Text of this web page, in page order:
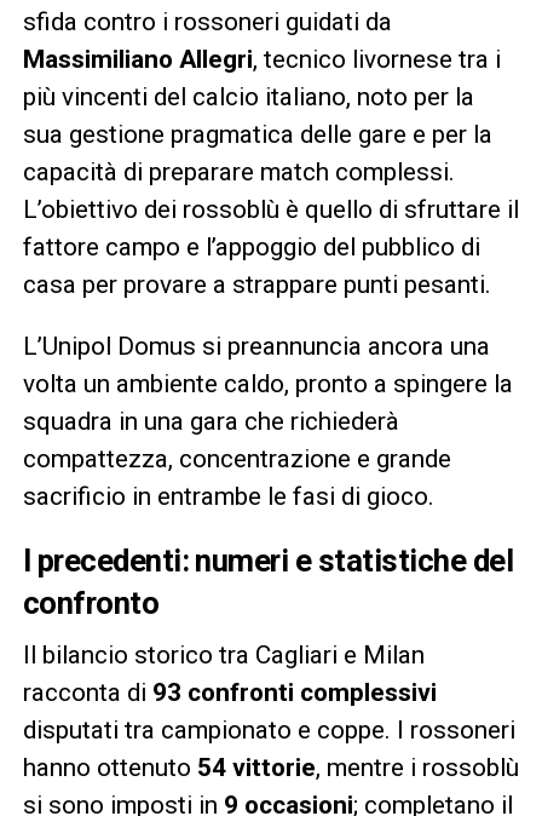
sfida contro i rossoneri guidati da
Massimiliano Allegri, tecnico livornese tra i
più vincenti del calcio italiano, noto per la
sua gestione pragmatica delle gare e per la
capacità di preparare match complessi.
L’obiettivo dei rossoblù è quello di sfruttare il
fattore campo e l’appoggio del pubblico di
casa per provare a strappare punti pesanti.
L’Unipol Domus si preannuncia ancora una
volta un ambiente caldo, pronto a spingere la
squadra in una gara che richiederà
compattezza, concentrazione e grande
sacrificio in entrambe le fasi di gioco.
I precedenti: numeri e statistiche del
confronto
Il bilancio storico tra Cagliari e Milan
racconta di 93 confronti complessivi
disputati tra campionato e coppe. I rossoneri
hanno ottenuto 54 vittorie, mentre i rossoblù
si sono imposti in 9 occasioni; completano il